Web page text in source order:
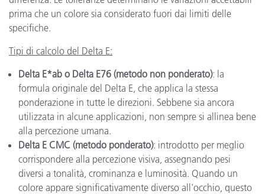
prima che un colore sia considerato fuori dai limiti delle
specifiche.
Tipi di calcolo del Delta E:
Delta E*ab o Delta E76 (metodo non ponderato): la
formula originale del Delta E, che applica la stessa
ponderazione in tutte le direzioni. Sebbene sia ancora
utilizzata in alcune applicazioni, non sempre si allinea bene
alla percezione umana.
Delta E CMC (metodo ponderato): introdotto per meglio
corrispondere alla percezione visiva, assegnando pesi
diversi a tonalità, crominanza e luminosità. Quando un
colore appare significativamente diverso all'occhio, questo